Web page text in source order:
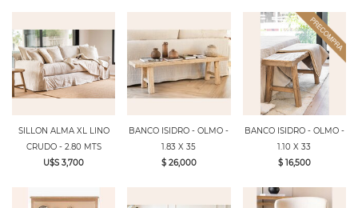
SILLON ALMA XL LINO
CRUDO - 2.80 MTS
U$S 3,700
BANCO ISIDRO - OLMO -
1.83 X 35
$ 26,000
BANCO ISIDRO - OLMO -
1.10 X 33
$ 16,500